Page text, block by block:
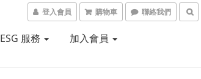
登入會員 購物車 聯絡我們
ESG 服務 加入會員